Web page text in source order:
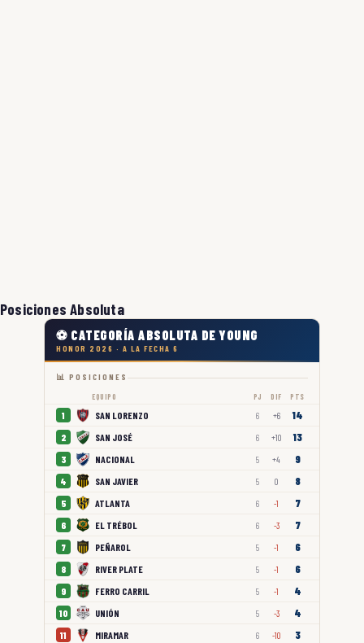
Posiciones Absoluta
⚽ CATEGORÍA ABSOLUTA DE YOUNG
HONOR 2026 · A LA FECHA 6
📊 POSICIONES
EQUIPO PJ DIF PTS
1 SAN LORENZO 6 +6 14
2 SAN JOSÉ 6 +10 13
3 NACIONAL 5 +4 9
4 SAN JAVIER 5 0 8
5 ATLANTA 6 -1 7
6 EL TRÉBOL 6 -3 7
7 PEÑAROL 5 -1 6
8 RIVER PLATE 5 -1 6
9 FERRO CARRIL 5 -1 4
10 UNIÓN 5 -3 4
11 MIRAMAR 6 -10 3